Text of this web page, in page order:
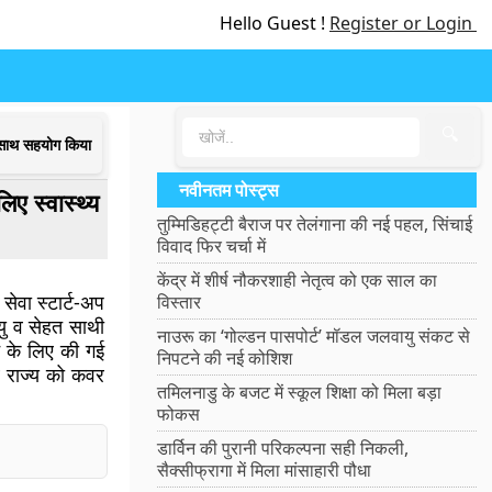
Hello Guest ! Register or Login
सहयोग किया
स्वास्थ्य
स्टार्ट-अप
व सेहत साथी
के लिए की गई
को कवर
नवीनतम पोस्ट्स
तुम्मिडिहट्टी बैराज पर तेलंगाना की नई पहल, सिंचाई
विवाद फिर चर्चा में
केंद्र में शीर्ष नौकरशाही नेतृत्व को एक साल का
विस्तार
नाउरू का ‘गोल्डन पासपोर्ट’ मॉडल जलवायु संकट से
निपटने की नई कोशिश
तमिलनाडु के बजट में स्कूल शिक्षा को मिला बड़ा
फोकस
डार्विन की पुरानी परिकल्पना सही निकली,
सैक्सीफ्रागा में मिला मांसाहारी पौधा